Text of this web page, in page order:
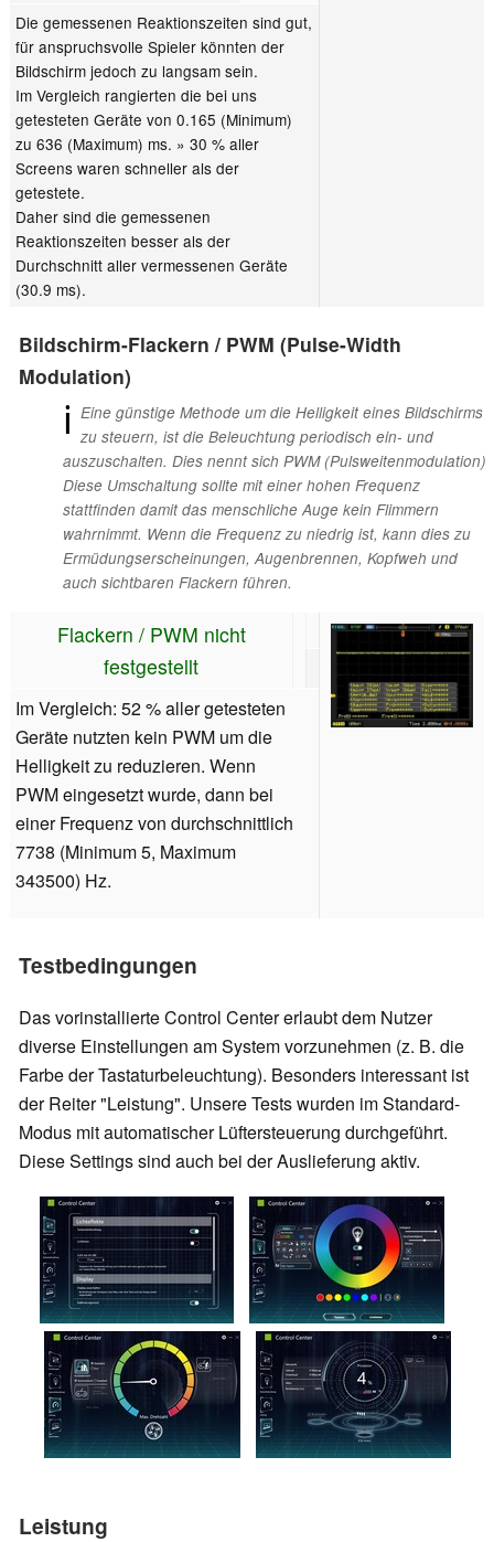
Die gemessenen Reaktionszeiten sind gut,
für anspruchsvolle Spieler könnten der
Bildschirm jedoch zu langsam sein.
Im Vergleich rangierten die bei uns
getesteten Geräte von 0.165 (Minimum)
zu 636 (Maximum) ms. » 30 % aller
Screens waren schneller als der
getestete.
Daher sind die gemessenen
Reaktionszeiten besser als der
Durchschnitt aller vermessenen Geräte
(30.9 ms).
Bildschirm-Flackern / PWM (Pulse-Width
Modulation)
ℹ Eine günstige Methode um die Helligkeit eines Bildschirms
zu steuern, ist die Beleuchtung periodisch ein- und
auszuschalten. Dies nennt sich PWM (Pulsweitenmodulation)
Diese Umschaltung sollte mit einer hohen Frequenz
stattfinden damit das menschliche Auge kein Flimmern
wahrnimmt. Wenn die Frequenz zu niedrig ist, kann dies zu
Ermüdungserscheinungen, Augenbrennen, Kopfweh und
auch sichtbaren Flackern führen.
Flackern / PWM nicht
festgestellt
Im Vergleich: 52 % aller getesteten
Geräte nutzten kein PWM um die
Helligkeit zu reduzieren. Wenn
PWM eingesetzt wurde, dann bei
einer Frequenz von durchschnittlich
7738 (Minimum 5, Maximum
343500) Hz.
Testbedingungen
Das vorinstallierte Control Center erlaubt dem Nutzer
diverse Einstellungen am System vorzunehmen (z. B. die
Farbe der Tastaturbeleuchtung). Besonders interessant ist
der Reiter "Leistung". Unsere Tests wurden im Standard-
Modus mit automatischer Lüftersteuerung durchgeführt.
Diese Settings sind auch bei der Auslieferung aktiv.
Leistung